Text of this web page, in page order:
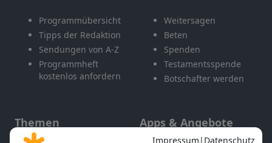
Programmübersicht
Tipps der Redaktion
Sendungen von A-Z
Programmheft
kostenlos anfordern
Weitersagen
Beten
Spenden
Testamentsspende
Botschafter werden
Themen Apps & Angebote